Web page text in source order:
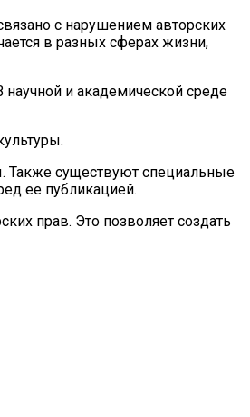
с нарушением авторских
в разных сферах жизни,
и академической среде
Также существуют специальные
ее публикацией.
прав. Это позволяет создать